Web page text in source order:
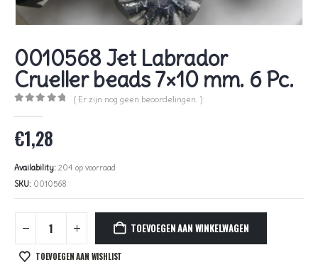
0010568 Jet Labrador
Crueller beads 7×10 mm. 6 Pc.
( Er zijn nog geen beoordelingen. )
€1,28
Availability: 204 op voorraad
SKU: 0010568
TOEVOEGEN AAN WINKELWAGEN
TOEVOEGEN AAN WISHLIST